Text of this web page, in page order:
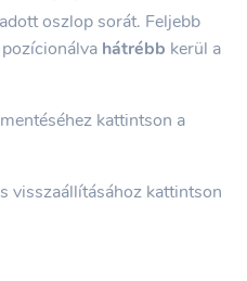
oszlop sorát. Feljebb
hátrébb kerül a
kattintson a
visszaállításához kattintson